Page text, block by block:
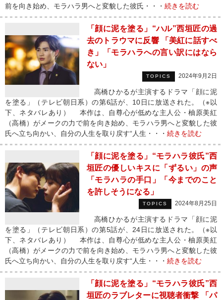
前を向き始め、モラハラ男へと変貌した彼氏・・・ 続きを読む
「顔に泥を塗る」“ハル”西垣匠の過
去のトラウマに反響 「美紅に話すべ
き」「モラハラへの言い訳にはなら
ない」
TOPICS 2024年9月2日
高橋ひかるが主演するドラマ「顔に泥
を塗る」（テレビ朝日系）の第6話が、10日に放送された。（※以
下、ネタバレあり） 本作は、自尊心が低めな主人公・柚原美紅
（高橋）がメークの力で前を向き始め、モラハラ男へと変貌した彼
氏へ立ち向かい、自分の人生を取り戻す“人生・・・ 続きを読む
「顔に泥を塗る」“モラハラ彼氏”西
垣匠の優しいキスに「ずるい」の声
「モラハラの手口」「今までのこと
を許しそうになる」
TOPICS 2024年8月25日
高橋ひかるが主演するドラマ「顔に泥
を塗る」（テレビ朝日系）の第5話が、24日に放送された。（※以
下、ネタバレあり） 本作は、自尊心が低めな主人公・柚原美紅
（高橋）がメークの力で前を向き始め、モラハラ男へと変貌した彼
氏へ立ち向かい、自分の人生を取り戻す“人生・・・ 続きを読む
「顔に泥を塗る」“モラハラ彼氏”西
垣匠のラブレターに視聴者衝撃 「パ